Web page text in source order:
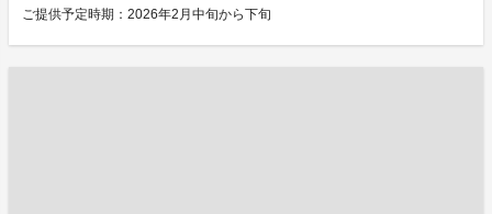
ご提供予定時期：2026年2月中旬から下旬